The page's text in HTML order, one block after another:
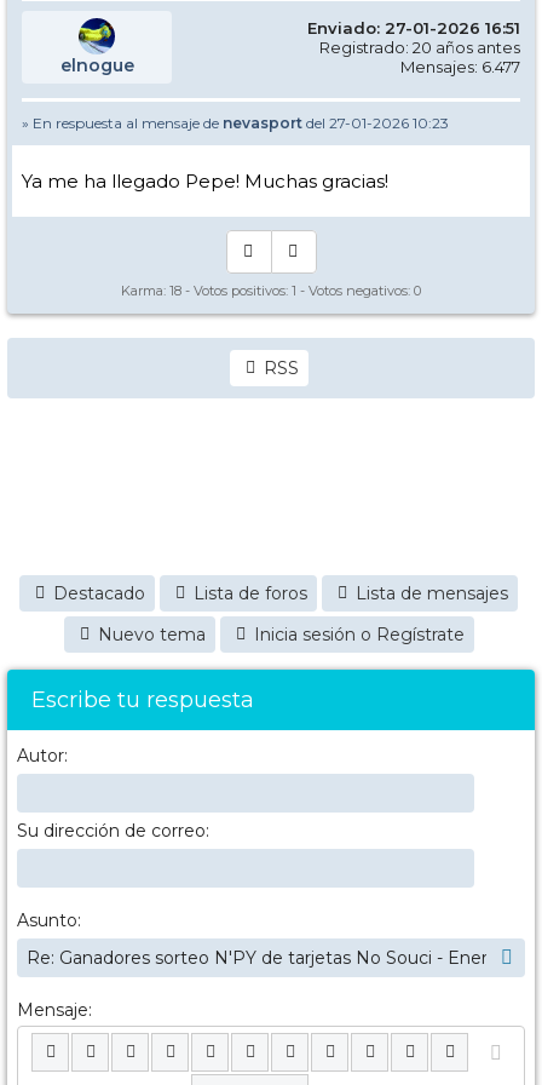
elnogue
Enviado: 27-01-2026 16:51
Registrado: 20 años antes
Mensajes: 6.477
» En respuesta al mensaje de nevasport del 27-01-2026 10:23
Ya me ha llegado Pepe! Muchas gracias!
Karma: 18 - Votos positivos: 1 - Votos negativos: 0
RSS
Destacado Lista de foros
Lista de mensajes
Nuevo tema
Inicia sesión o Regístrate
Escribe tu respuesta
Autor:
Su dirección de correo:
Asunto:
Mensaje: